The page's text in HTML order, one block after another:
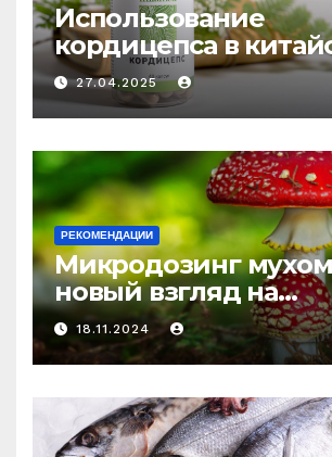
Использование
кордицепса в
медицине:
средство против
и истощения
27.04.2025
РЕКОМЕНДАЦИИ
Микродозинг
новый взгляд на
психоделику
18.11.2024